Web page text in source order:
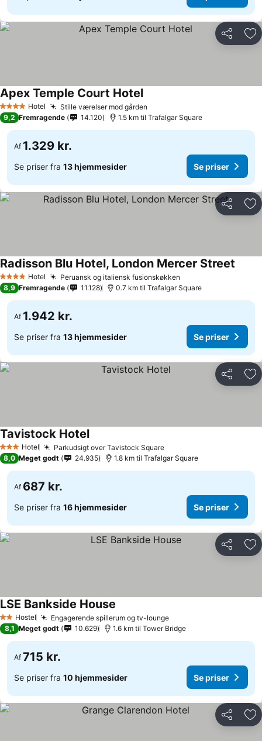
Del
4 StjernerHotel Stille værelser mod gården
Apex Temple Court Hotel
9,2 Fremragende 14.120 1.5 km til Trafalgar Square
Af 1.329 kr.
Se priser fra 13 hjemmesider Se priser
Del
4 StjernerHotel Peruansk og italiensk fusionskøkken
Radisson Blu Hotel, London Mercer Street
8,9 Fremragende 11.128 0.7 km til Trafalgar Square
Af 1.942 kr.
Se priser fra 13 hjemmesider Se priser
Del
3 StjernerHotel Parkudsigt over Tavistock Square
Tavistock Hotel
8,0 Meget godt 24.935 1.8 km til Trafalgar Square
Af 687 kr.
Se priser fra 16 hjemmesider Se priser
Del
2 Stjerner
Hostel Engagerende spillerum og tv-lounge
LSE Bankside House
8,1 Meget godt 10.629 1.6 km til Tower Bridge
Af 715 kr.
Se priser fra 10 hjemmesider Se priser
Del